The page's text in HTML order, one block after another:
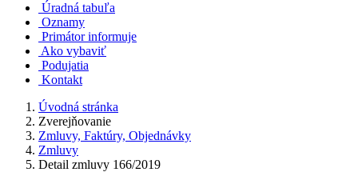
Úradná tabuľa
Oznamy
Primátor informuje
Ako vybaviť
Podujatia
Kontakt
Úvodná stránka
Zverejňovanie
Zmluvy, Faktúry, Objednávky
Zmluvy
Detail zmluvy 166/2019